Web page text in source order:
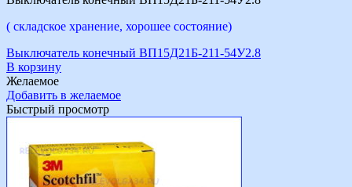
( складское хранение, хорошее состояние)
Выключатель конечный ВП15Д21Б-211-54У2.8
В корзину
Желаемое
Добавить в желаемое
Быстрый просмотр